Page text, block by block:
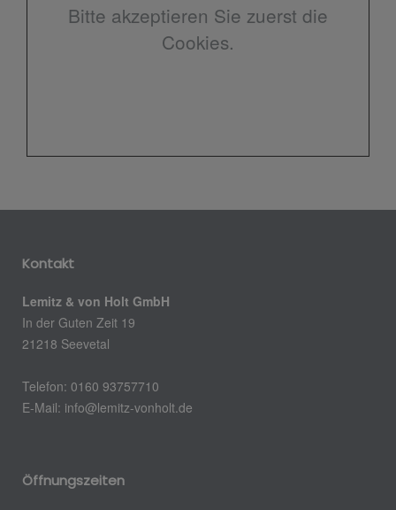
Bitte akzeptieren Sie zuerst die
Cookies.
Kontakt
Lemitz & von Holt GmbH
In der Guten Zeit 19
21218 Seevetal
Telefon: 0160 93757710
E-Mail: info@lemitz-vonholt.de
Öffnungszeiten